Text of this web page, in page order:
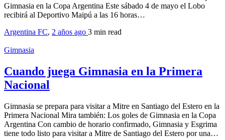
Gimnasia en la Copa Argentina Este sábado 4 de mayo el Lobo
recibirá al Deportivo Maipú a las 16 horas…
Argentina FC, 2 años ago 3 min read
Gimnasia
Cuando juega Gimnasia en la Primera
Nacional
Gimnasia se prepara para visitar a Mitre en Santiago del Estero en la
Primera Nacional Mira también: Los goles de Gimnasia en la Copa
Argentina Con cambio de horario confirmado, Gimnasia y Esgrima
tiene todo listo para visitar a Mitre de Santiago del Estero por una…